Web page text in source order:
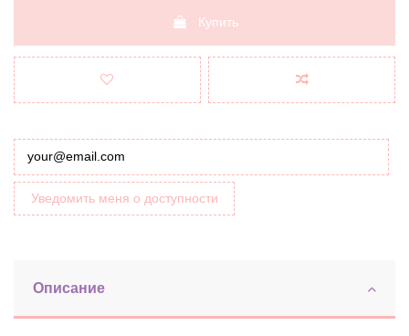
Купить
Уведомить меня о доступности
Описание